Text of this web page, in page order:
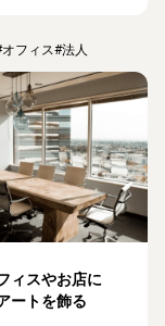
フィス#法人
ィスやお店に
ートを飾る